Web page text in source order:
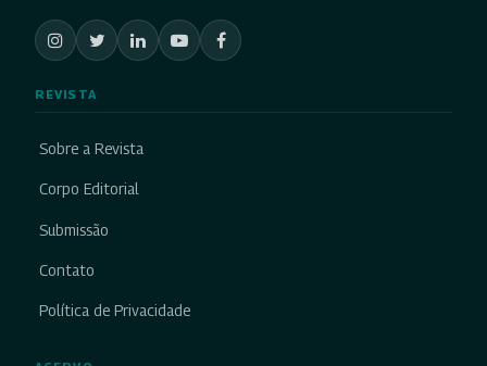
REVISTA
Sobre a Revista
Corpo Editorial
Submissão
Contato
Política de Privacidade